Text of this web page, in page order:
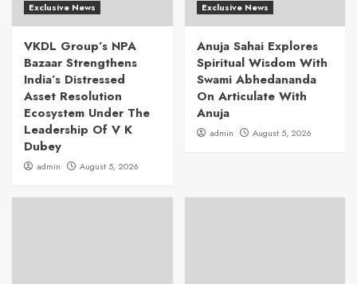
Exclusive News
VKDL Group’s NPA
Bazaar Strengthens
India’s Distressed
Asset Resolution
Ecosystem Under The
Leadership Of V K
Dubey
admin August 5, 2026
Exclusive News
Anuja Sahai Explores
Spiritual Wisdom With
Swami Abhedananda
On Articulate With
Anuja
admin August 5, 2026